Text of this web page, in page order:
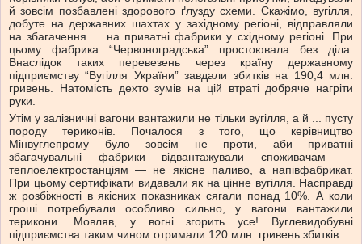
й зовсім позбавлені здорового ґлузду схеми. Скажімо, вугілля,
добуте на державних шахтах у західному регіоні, відправляли
на збагачення ... на приватні фабрики у східному регіоні. При
цьому фабрика “Червоноградська” простоювала без діла.
Внаслідок таких перевезень через країну державному
підприємству “Вугілля України” завдали збитків на 190,4 млн.
гривень. Натомість дехто зумів на цій втраті добряче нагріти
руки.
Утім у залізничні вагони вантажили не тільки вугілля, а й ... пусту
породу териконів. Почалося з того, що керівництво
Мінвуглепрому було зовсім не проти, аби приватні
збагачувальні фабрики відвантажували споживачам —
теплоелектростанціям — не якісне паливо, а напівфабрикат.
При цьому сертифікати видавали як на цінне вугілля. Насправді
ж розбіжності в якісних показниках сягали понад 10%. А коли
гроші потребували особливо сильно, у вагони вантажили
терикони. Мовляв, у вогні згорить усе! Вуглевидобувні
підприємства таким чином отримали 120 млн. гривень збитків.